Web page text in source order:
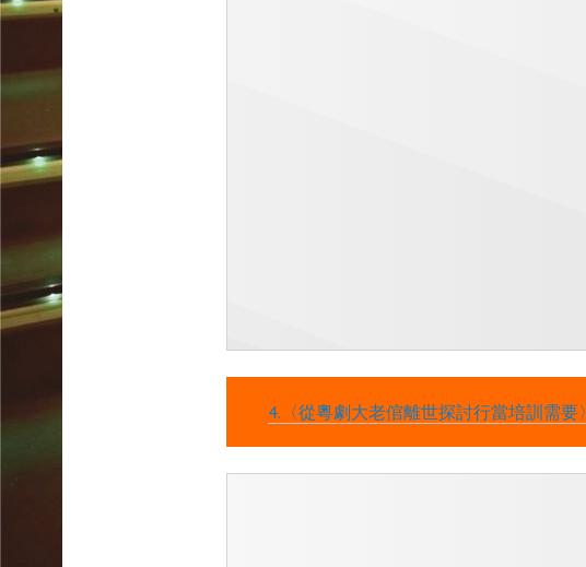
4.〈從粵劇大老倌離世探討行當培訓需要〉